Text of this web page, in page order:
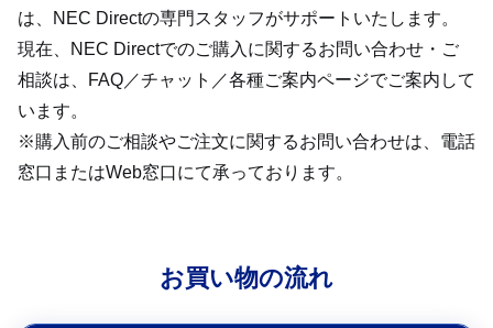
は、NEC Directの専門スタッフがサポートいたします。
現在、NEC Directでのご購入に関するお問い合わせ・ご
相談は、FAQ／チャット／各種ご案内ページでご案内して
います。
※購入前のご相談やご注文に関するお問い合わせは、電話
窓口またはWeb窓口にて承っております。
お買い物の流れ